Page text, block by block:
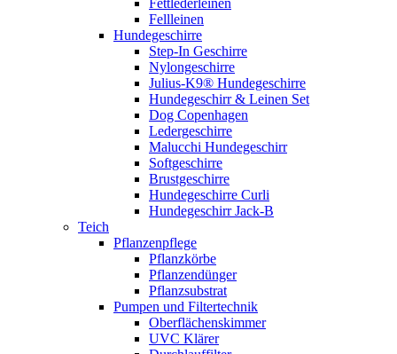
Fettlederleinen
Fellleinen
Hundegeschirre
Step-In Geschirre
Nylongeschirre
Julius-K9® Hundegeschirre
Hundegeschirr & Leinen Set
Dog Copenhagen
Ledergeschirre
Malucchi Hundegeschirr
Softgeschirre
Brustgeschirre
Hundegeschirre Curli
Hundegeschirr Jack-B
Teich
Pflanzenpflege
Pflanzkörbe
Pflanzendünger
Pflanzsubstrat
Pumpen und Filtertechnik
Oberflächenskimmer
UVC Klärer